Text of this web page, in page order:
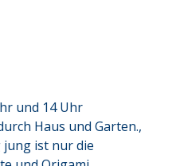
und 14 Uhr
Haus und Garten.,
jung ist nur die